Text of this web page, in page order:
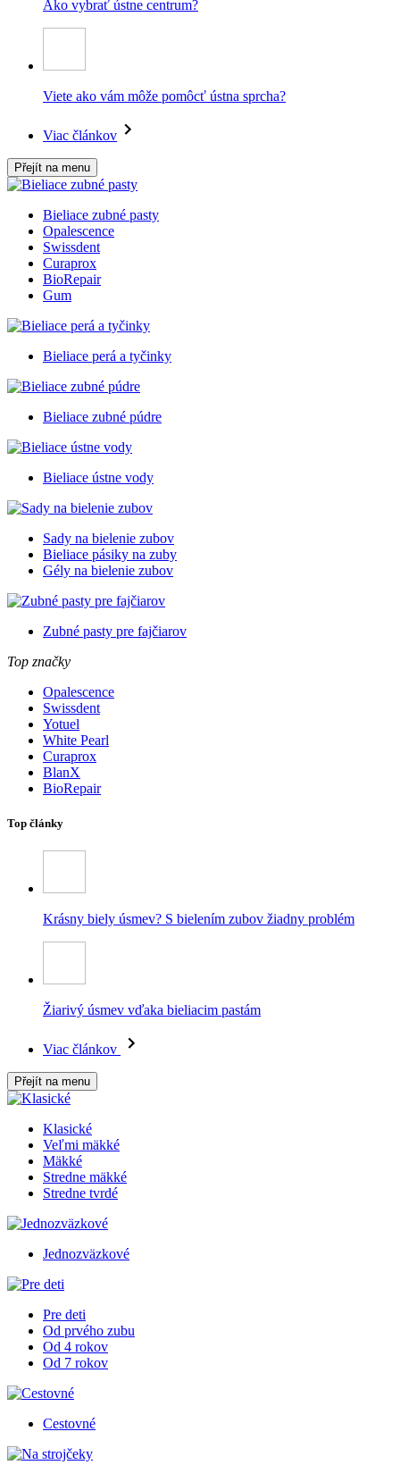
Ako vybrať ústne centrum?
Viete ako vám môže pomôcť ústna sprcha?
Viac článkov
Přejít na menu
Bieliace zubné pasty
Opalescence
Swissdent
Curaprox
BioRepair
Gum
Bieliace perá a tyčinky
Bieliace zubné púdre
Bieliace ústne vody
Sady na bielenie zubov
Bieliace pásiky na zuby
Gély na bielenie zubov
Zubné pasty pre fajčiarov
Top značky
Opalescence
Swissdent
Yotuel
White Pearl
Curaprox
BlanX
BioRepair
Top články
Krásny biely úsmev? S bielením zubov žiadny problém
Žiarivý úsmev vďaka bieliacim pastám
Viac článkov
Přejít na menu
Klasické
Veľmi mäkké
Mäkké
Stredne mäkké
Stredne tvrdé
Jednozväzkové
Pre deti
Od prvého zubu
Od 4 rokov
Od 7 rokov
Cestovné